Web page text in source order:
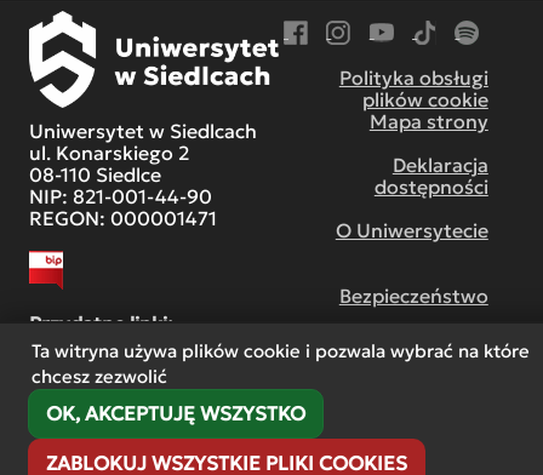
Ta witryna używa plików cookie i pozwala wybrać na które
chcesz zezwolić
OK, AKCEPTUJĘ WSZYSTKO
ZABLOKUJ WSZYSTKIE PLIKI COOKIES
Uniwersytet w Siedlcach
ul. Konarskiego 2
08-110 Siedlce
NIP: 821-001-44-90
REGON: 000001471
Przydatne linki:
Centrum współpracy
międzynarodowej
Polityka obsługi
plików cookie
Mapa strony
Deklaracja
dostępności
O Uniwersytecie
Bezpieczeństwo